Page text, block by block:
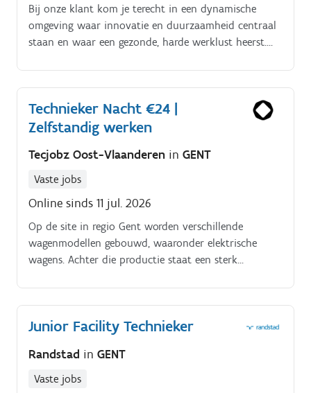
Bij onze klant kom je terecht in een dynamische
omgeving waar innovatie en duurzaamheid centraal
staan en waar een gezonde, harde werklust heerst.
is een vak apart waarin je de absolute expert wordt
in een complex proces Wat ga je doen?. Als Machine
Operator ben je verantwoordelijk voor het
productieproces Je bewaakt, stuurt en optimaliseert
denkt proactief mee over procesverbeteringen
(initiatief en een proactieve aanpak worden hier
ze nauwkeurig in Je doorloopt een intensief, on-the-
job opleidingstraject van gemiddeld 2 tot 3 jaar om
uit te groeien tot een volledig zelfstandige en
volwaardige machine operator
Technieker Nacht €24 |
Zelfstandig werken
Tecjobz Oost-Vlaanderen in GENT
Vaste jobs
Online sinds 11 jul. 2026
Op de site in regio Gent worden verschillende
wagenmodellen gebouwd, waaronder elektrische
wagens. Achter die productie staat een sterk
draaiende productieomgeving.
Junior Facility Technieker
Randstad in GENT
Vaste jobs